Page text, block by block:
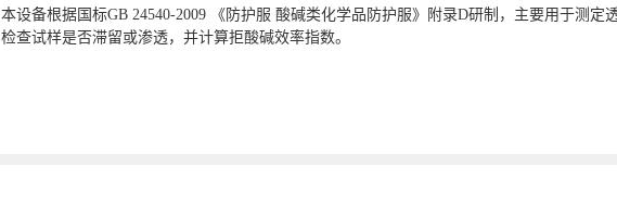
本设备根据国标GB 24540-2009 《防护服 酸碱类化学品防护服》附录D研制，主要用于测定
检查试样是否滞留或渗透，并计算拒酸碱效率指数。